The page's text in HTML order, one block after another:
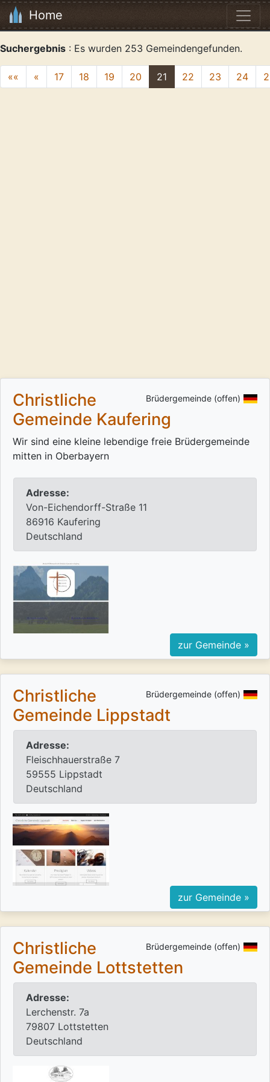
Home
Suchergebnis : Es wurden 253 Gemeindengefunden.
«« « 17 18 19 20 21 22 23 24
Brüdergemeinde (offen)
Christliche
Gemeinde Kaufering
Wir sind eine kleine lebendige freie Brüdergemeinde
mitten in Oberbayern
Adresse:
Von-Eichendorff-Straße 11
86916 Kaufering
Deutschland
zur Gemeinde »
Brüdergemeinde (offen)
Christliche
Gemeinde Lippstadt
Adresse:
Fleischhauerstraße 7
59555 Lippstadt
Deutschland
zur Gemeinde »
Brüdergemeinde (offen)
Christliche
Gemeinde Lottstetten
Adresse:
Lerchenstr. 7a
79807 Lottstetten
Deutschland